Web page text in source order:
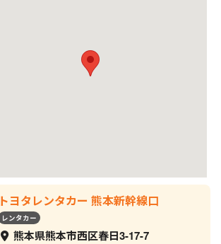
トヨタレンタカー 熊本新幹線口
レンタカー
熊本県熊本市西区春日3-17-7